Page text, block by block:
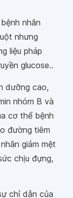
nhân
nhưng
liệu pháp
glucose..
dưỡng cao,
nhóm B và
cơ thể bệnh
đường tiêm
giảm mệt
chịu đựng,
chỉ dẫn của